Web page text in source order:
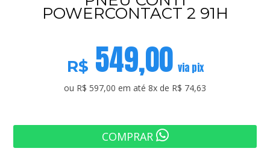
POWERCONTACT 2 91H
R$ 549,00via pix
ou R$ 597,00 em até 8x de R$ 74,63
COMPRAR